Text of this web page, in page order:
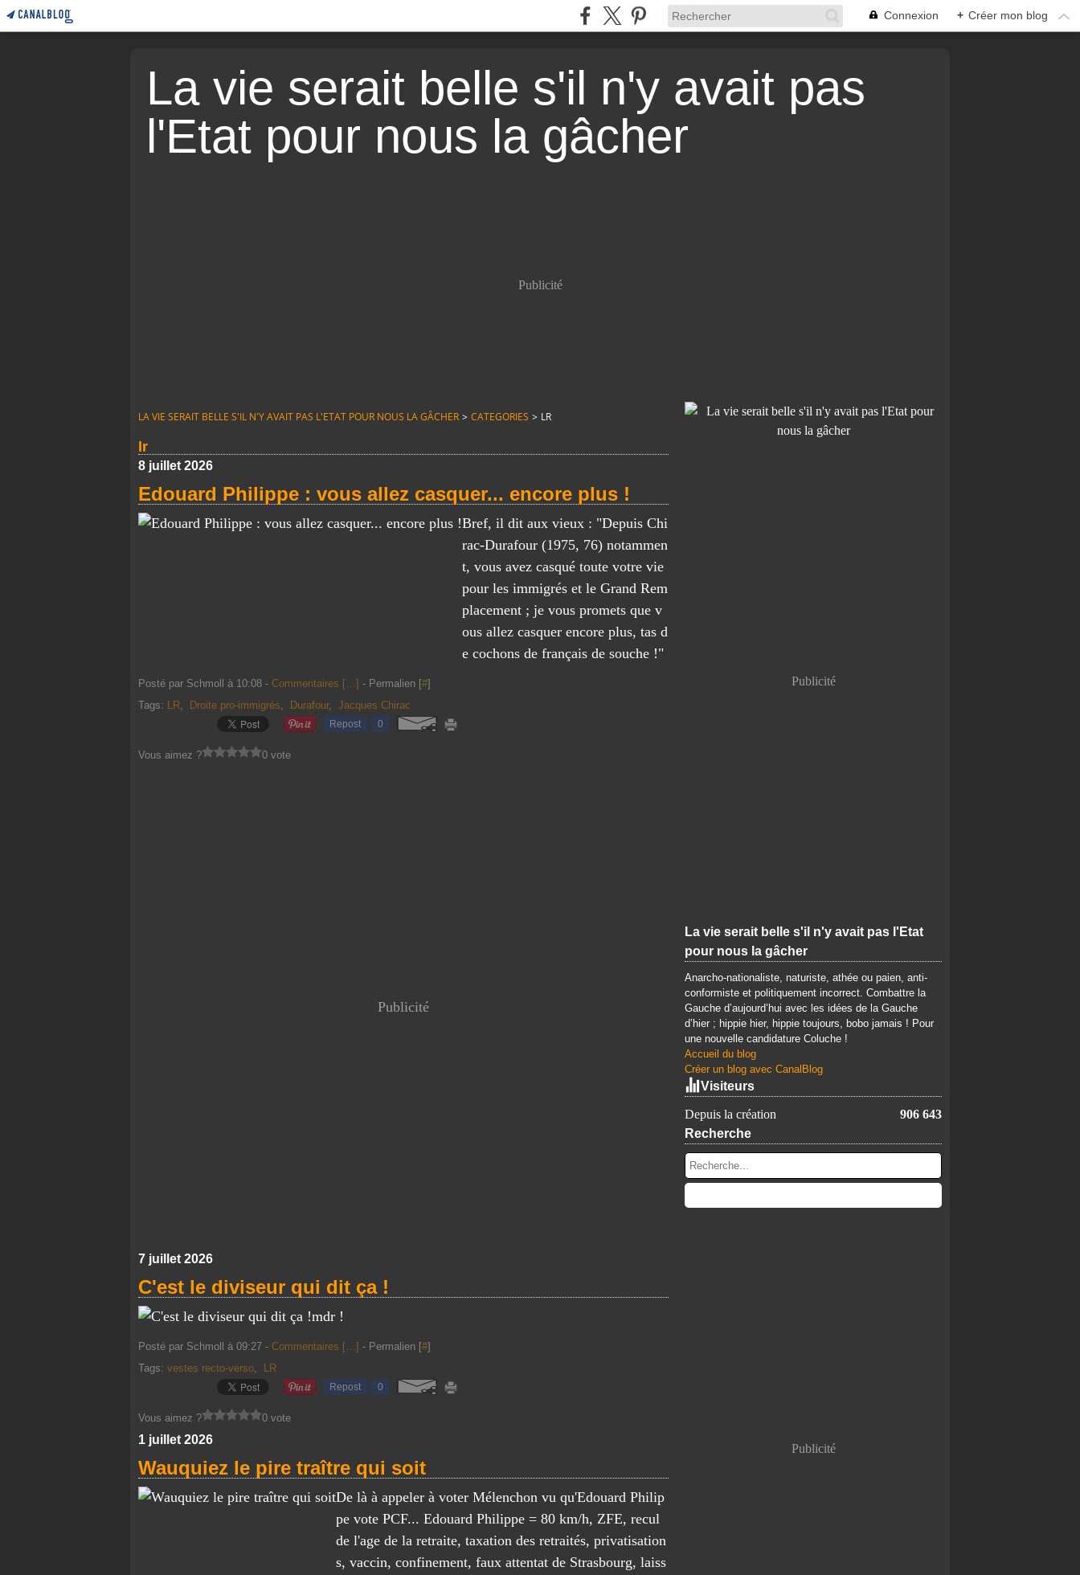
Connexion + Créer mon blog
La vie serait belle s'il n'y avait pas
l'Etat pour nous la gâcher
Publicité
LA VIE SERAIT BELLE S'IL N'Y AVAIT PAS L'ETAT POUR NOUS LA GÂCHER > CATEGORIES > LR
lr
8 juillet 2026
Edouard Philippe : vous allez casquer... encore plus !
Bref, il dit aux vieux : "Depuis Chi
rac-Durafour (1975, 76) notammen
t, vous avez casqué toute votre vie
pour les immigrés et le Grand Rem
placement ; je vous promets que v
ous allez casquer encore plus, tas d
e cochons de français de souche !"
Posté par Schmoll à 10:08 - Commentaires […] - Permalien [#]
Tags: LR, Droite pro-immigrés, Durafour, Jacques Chirac
Repost 0
Vous aimez ? 0 vote
Publicité
7 juillet 2026
C'est le diviseur qui dit ça !
mdr !
Posté par Schmoll à 09:27 - Commentaires […] - Permalien [#]
Tags: vestes recto-verso, LR
Repost 0
Vous aimez ? 0 vote
1 juillet 2026
Wauquiez le pire traître qui soit
De là à appeler à voter Mélenchon vu qu'Edouard Philip
pe vote PCF... Edouard Philippe = 80 km/h, ZFE, recul
de l'age de la retraite, taxation des retraités, privatisation
s, vaccin, confinement, faux attentat de Strasbourg, laiss
Publicité
La vie serait belle s'il n'y avait pas l'Etat
pour nous la gâcher
Anarcho-nationaliste, naturiste, athée ou paien, anti-
conformiste et politiquement incorrect. Combattre la
Gauche d’aujourd’hui avec les idées de la Gauche
d’hier ; hippie hier, hippie toujours, bobo jamais ! Pour
une nouvelle candidature Coluche !
Accueil du blog
Créer un blog avec CanalBlog
Visiteurs
Depuis la création
906 643
Recherche
Publicité